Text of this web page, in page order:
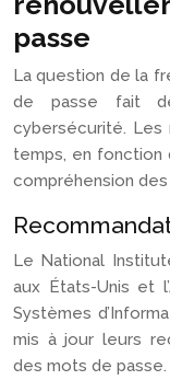
passe
La question de la
de passe fait
cybersécurité. Les
temps, en
compréhension
Le National
aux États-Unis et
Systèmes
mis à jour leurs
des mots de passe.